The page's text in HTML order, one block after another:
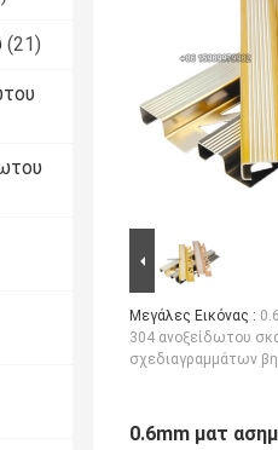
(21)
Μεγάλες Εικόνας :
304 ανοξείδωτου
σχεδιαγραμμάτων
0.6mm ματ